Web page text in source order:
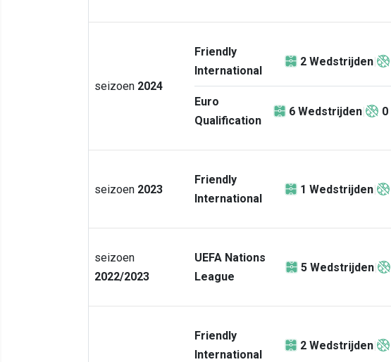
seizoen 2024
Friendly
International
2 Wedstrijden
Euro
Qualification
6 Wedstrijden 0
seizoen 2023
Friendly
International
1 Wedstrijden
seizoen
2022/2023
UEFA Nations
League
5 Wedstrijden
Friendly
International
2 Wedstrijden